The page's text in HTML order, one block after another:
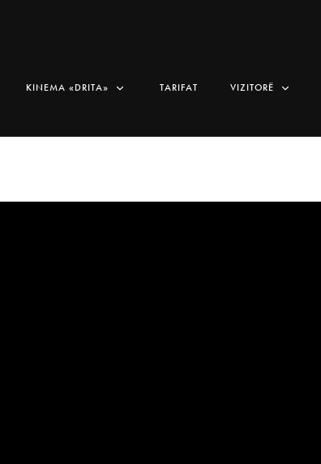
KINEMA «DRITA» TARIFAT VIZITORË